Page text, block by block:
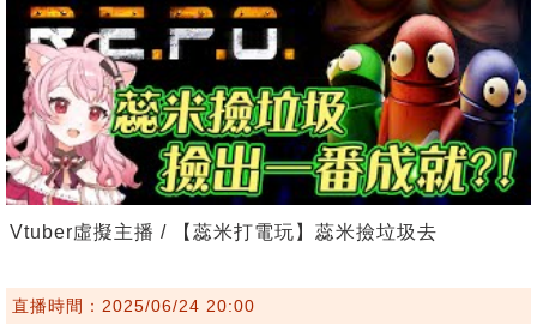
Vtuber虛擬主播 / 【蕊米打電玩】蕊米撿垃圾去
直播時間：2025/06/24 20:00